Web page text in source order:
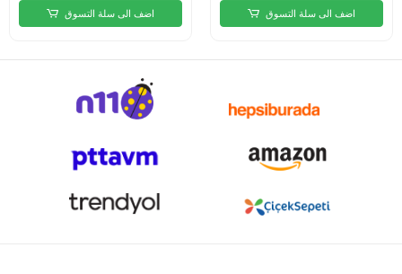
اضف الى سلة التسوق اضف الى سلة التسوق